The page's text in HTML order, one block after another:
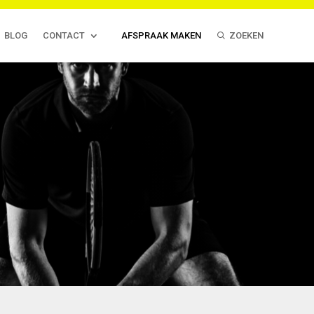
BLOG CONTACT AFSPRAAK MAKEN ZOEKEN